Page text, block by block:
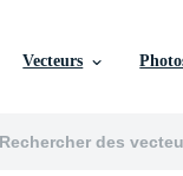
Vecteurs